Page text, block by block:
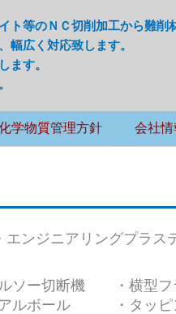
ト等のＮＣ切削加工から難削
幅広く対応致します。
ます。
学物質管理方針 会社情
ンジニアリングプラス
ルソー切断機 ・横型フ
アルボール ・タッピ